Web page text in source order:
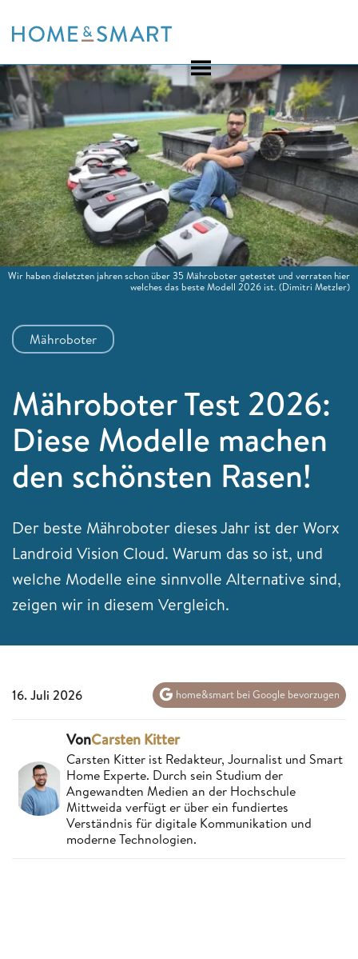
to
Mähroboter
Mähroboter Test 2026:
Diese Modelle machen
den schönsten Rasen!
Der beste Mähroboter dieses Jahr ist der Worx
Landroid Vision Cloud. Warum das so ist, und
welche Modelle eine sinnvolle Alternative sind,
zeigen wir in diesem Vergleich.
Wir haben dieletzten jahren schon über 35 Mähroboter getestet und verraten hier
welches das beste Modell 2026 ist.(Dimitri Metzler)
16. Juli 2026 home&smart bei Google bevorzugen
VonCarsten Kitter
Carsten Kitter ist Redakteur, Journalist und Smart
Home Experte. Durch sein Studium der
Angewandten Medien an der Hochschule
Mittweida verfügt er über ein fundiertes
Verständnis für digitale Kommunikation und
moderne Technologien.